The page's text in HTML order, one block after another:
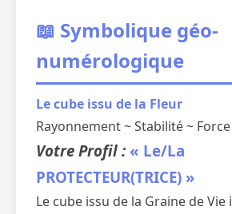
📖 Symbolique géo-
numérologique
Le cube issu de la Fleur
Rayonnement ~ Stabilité ~ Force
Votre Profil : « Le/La
PROTECTEUR(TRICE) »
Le cube issu de la Graine de Vie